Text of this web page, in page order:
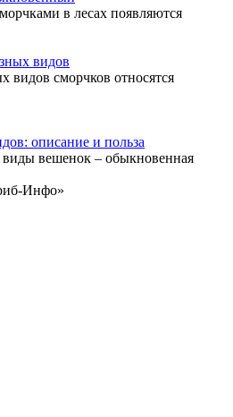
в лесах появляются
видов
видов сморчков относятся
описание и польза
вешенок – обыкновенная
Инфо»